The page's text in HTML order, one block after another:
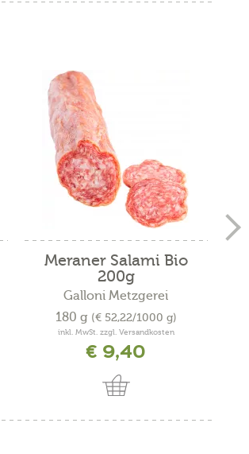
Meraner Salami Bio
200g
Galloni Metzgerei
180 g (€ 52,22/1000 g)
inkl. MwSt. zzgl. Versandkosten
€ 9,40